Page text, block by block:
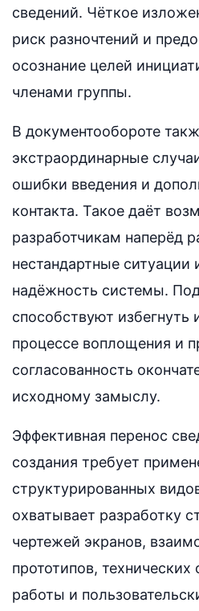
сведений. Чёткое
риск разночтений и
осознание целей
членами группы.
В документообороте
экстраординарные
ошибки введения и
контакта. Такое даёт
разработчикам наперёд
нестандартные ситуации
надёжность системы.
способствуют избегнуть
процессе воплощения и
согласованность
исходному замыслу.
Эффективная перенос
создания требует
структурированных
охватывает разработку
чертежей экранов,
прототипов,
работы и